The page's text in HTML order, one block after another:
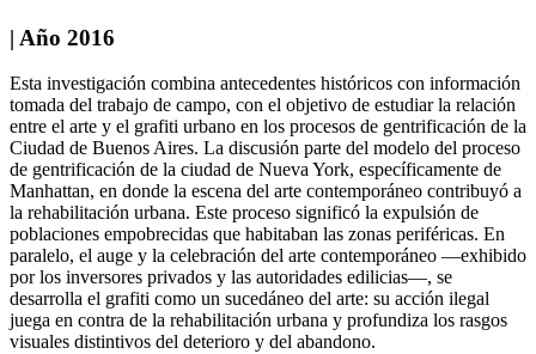
| Año 2016
Esta investigación combina antecedentes históricos con información
tomada del trabajo de campo, con el objetivo de estudiar la relación
entre el arte y el grafiti urbano en los procesos de gentrificación de la
Ciudad de Buenos Aires. La discusión parte del modelo del proceso
de gentrificación de la ciudad de Nueva York, específicamente de
Manhattan, en donde la escena del arte contemporáneo contribuyó a
la rehabilitación urbana. Este proceso significó la expulsión de
poblaciones empobrecidas que habitaban las zonas periféricas. En
paralelo, el auge y la celebración del arte contemporáneo —exhibido
por los inversores privados y las autoridades edilicias—, se
desarrolla el grafiti como un sucedáneo del arte: su acción ilegal
juega en contra de la rehabilitación urbana y profundiza los rasgos
visuales distintivos del deterioro y del abandono.